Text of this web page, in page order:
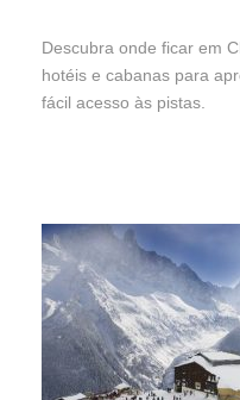
Descubra onde ficar em
hotéis e cabanas para
fácil acesso às pistas.